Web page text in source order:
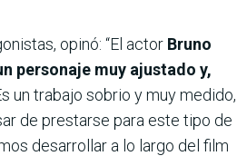
opinó: “El actor Bruno
personaje muy ajustado y,
un trabajo sobrio y muy medido,
de prestarse para este tipo de
desarrollar a lo largo del film